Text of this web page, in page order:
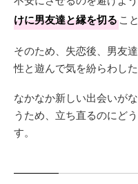
けに男友達と縁を切るこ
そのため、失恋後、男友
性と遊んで気を紛らわし
なかなか新しい出会いが
うため、立ち直るのにど
す。